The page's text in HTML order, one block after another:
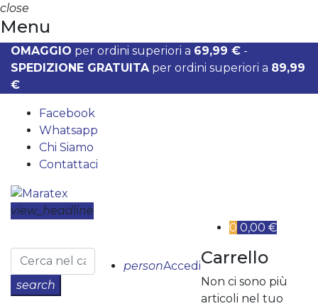
close
Menu
OMAGGIO per ordini superiori a 69,99 € -
SPEDIZIONE GRATUITAper ordini superiori a 89,99
€
Facebook
Whatsapp
Chi Siamo
Contattaci
view_headline
search
personAccedi
0 0,00 €
Carrello
Non ci sono più
articoli nel tuo